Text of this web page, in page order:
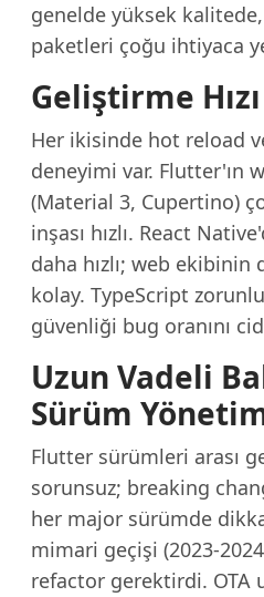
genelde yüksek
paketleri çoğu ihtiyaca
Geliştirme
Her ikisinde hot reload
deneyimi var. Flutter'ın
(Material 3, Cupertino)
inşası hızlı. React
daha hızlı; web ekibinin
kolay. TypeScript
güvenliği bug oranını
Uzun Vadeli
Sürüm
Flutter sürümleri arası
sorunsuz; breaking
her major sürümde
mimari geçişi (2023-
refactor gerektirdi. OTA